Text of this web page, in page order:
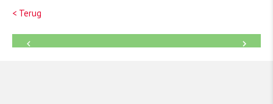
< Terug
→
←